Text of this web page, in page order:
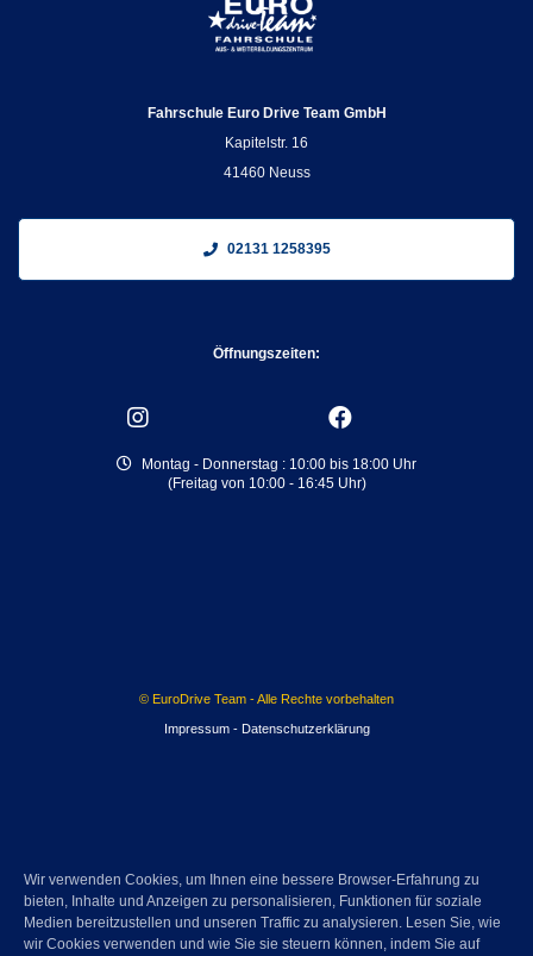
Fahrschule Euro Drive Team GmbH
Kapitelstr. 16
41460 Neuss
02131 1258395
Öffnungszeiten:
Montag - Donnerstag : 10:00 bis 18:00 Uhr
(Freitag von 10:00 - 16:45 Uhr)
© EuroDrive Team - Alle Rechte vorbehalten
Impressum- Datenschutzerklärung
Wir verwenden Cookies, um Ihnen eine bessere Browser-Erfahrung zu
bieten, Inhalte und Anzeigen zu personalisieren, Funktionen für soziale
Medien bereitzustellen und unseren Traffic zu analysieren. Lesen Sie, wie
wir Cookies verwenden und wie Sie sie steuern können, indem Sie auf